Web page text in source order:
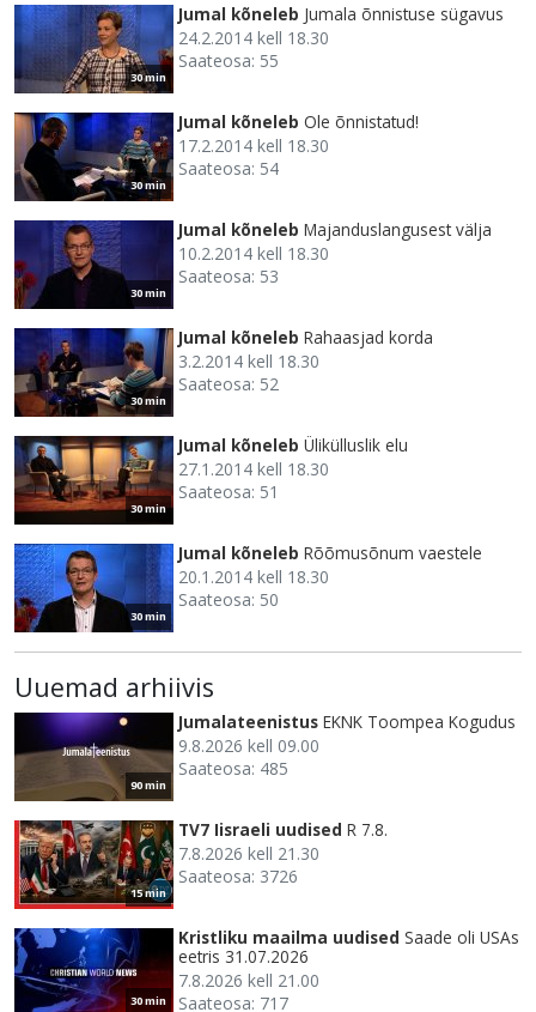
30 min
Jumal kõneleb Jumala õnnistuse sügavus
24.2.2014 kell 18.30
Saateosa: 55
30 min
Jumal kõneleb Ole õnnistatud!
17.2.2014 kell 18.30
Saateosa: 54
30 min
Jumal kõneleb Majanduslangusest välja
10.2.2014 kell 18.30
Saateosa: 53
30 min
Jumal kõneleb Rahaasjad korda
3.2.2014 kell 18.30
Saateosa: 52
30 min
Jumal kõneleb Ülikülluslik elu
27.1.2014 kell 18.30
Saateosa: 51
30 min
Jumal kõneleb Rõõmusõnum vaestele
20.1.2014 kell 18.30
Saateosa: 50
Uuemad arhiivis
90 min
Jumalateenistus EKNK Toompea Kogudus
9.8.2026 kell 09.00
Saateosa: 485
15 min
TV7 Iisraeli uudised R 7.8.
7.8.2026 kell 21.30
Saateosa: 3726
30 min
Kristliku maailma uudised Saade oli USAs
eetris 31.07.2026
7.8.2026 kell 21.00
Saateosa: 717